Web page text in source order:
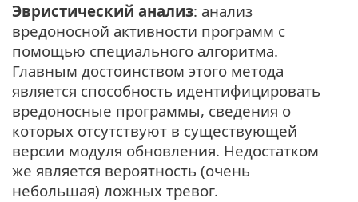
Эвристический анализ: анализ
вредоносной активности программ с
помощью специального алгоритма.
Главным достоинством этого метода
является способность идентифицировать
вредоносные программы, сведения о
которых отсутствуют в существующей
версии модуля обновления. Недостатком
же является вероятность (очень
небольшая) ложных тревог.